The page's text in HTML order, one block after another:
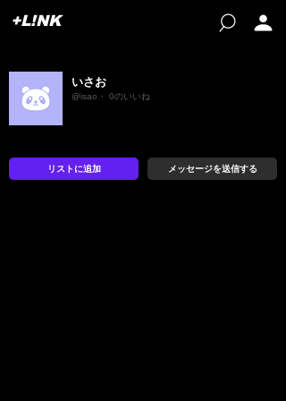
+L!NK
いさお
@isao・ 0のいいね
リストに追加 メッセージを送信する